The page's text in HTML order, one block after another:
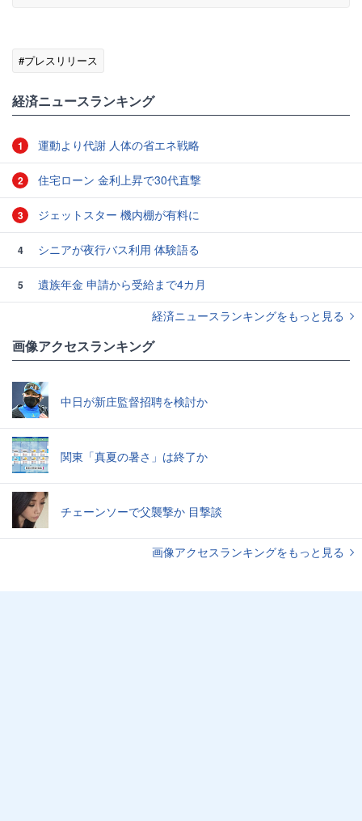
#プレスリリース
経済ニュースランキング
1 運動より代謝 人体の省エネ戦略
2 住宅ローン 金利上昇で30代直撃
3 ジェットスター 機内棚が有料に
4 シニアが夜行バス利用 体験語る
5
遺族年金 申請から受給まで4カ月
経済ニュースランキングをもっと見る
画像アクセスランキング
中日が新庄監督招聘を検討か
関東「真夏の暑さ」は終了か
チェーンソーで父襲撃か 目撃談
画像アクセスランキングをもっと見る